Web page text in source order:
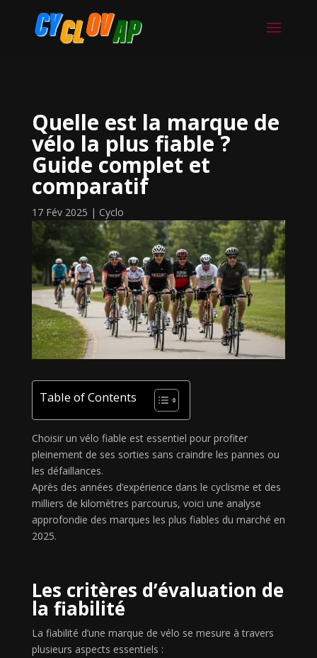
Quelle est la marque de
vélo la plus fiable ?
Guide complet et
comparatif
17 Fév 2025 | Cyclo
Table of Contents
Choisir un vélo fiable est essentiel pour profiter
pleinement de ses sorties sans craindre les pannes ou
les défaillances.
Après des années d’expérience dans le cyclisme et des
milliers de kilomètres parcourus, voici une analyse
approfondie des marques les plus fiables du marché en
2025.
Les critères d’évaluation de
la fiabilité
La fiabilité d’une marque de vélo se mesure à travers
plusieurs aspects essentiels :